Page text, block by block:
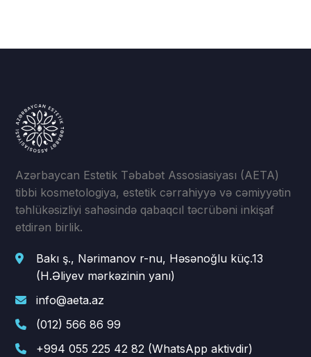
Azərbaycan Estetik Təbabət Assosiasiyası (AETA)
tibbi kosmetologiya, estetik cərrahiyyə və cəmiyyətin
təhlükəsizliyi sahəsində qabaqcıl təcrübəni inkişaf
etdirən birlik.
Bakı ş., Nərimanov r-nu, Həsənoğlu küç.13
(H.Əliyev mərkəzinin yanı)
info@aeta.az
(012) 566 86 99
+994 055 225 42 82 (WhatsApp aktivdir)